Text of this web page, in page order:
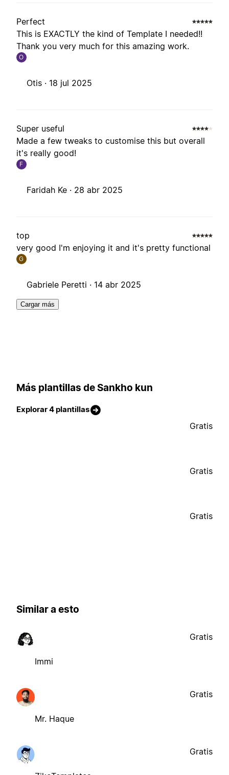
Perfect
This is EXACTLY the kind of Template I needed!!
Thank you very much for this amazing work.
O
Otis · 18 jul 2025
Super useful
Made a few tweaks to customise this but overall
it's really good!
F
Faridah Ke · 28 abr 2025
top
very good I'm enjoying it and it's pretty functional
G
Gabriele Peretti · 14 abr 2025
Cargar más
Más plantillas de Sankho kun
Explorar 4 plantillas
Gratis
Gratis
Gratis
Similar a esto
Immi
Gratis
Mr. Haque
Gratis
Gratis